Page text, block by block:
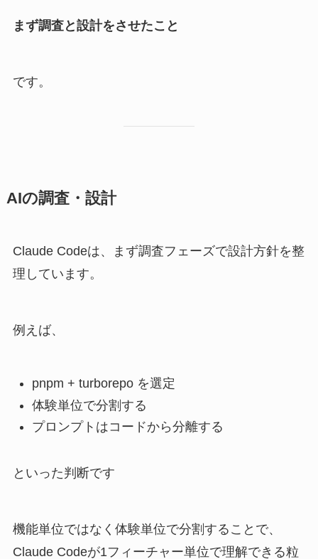
まず調査と設計をさせたこと
です。
AIの調査・設計
Claude Codeは、まず調査フェーズで設計方針を整
理しています。
例えば、
pnpm + turborepo を選定
体験単位で分割する
プロンプトはコードから分離する
といった判断です
機能単位ではなく体験単位で分割することで、
Claude Codeが1フィーチャー単位で理解できる粒